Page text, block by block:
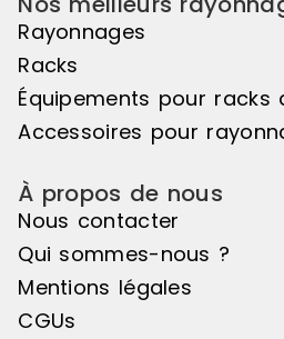
Rayonnages
Racks
Équipements pour racks
Accessoires pour
À propos de nous
Nous contacter
Qui sommes-nous ?
Mentions légales
CGUs